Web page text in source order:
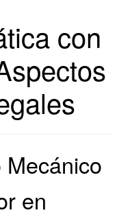
con
Mecánico
en